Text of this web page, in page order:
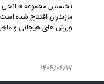
نخستین مجموعه
مازندران افتتاح شده
ورزش های هیجانی و
۱۴۰۴/۰۶/۱۷